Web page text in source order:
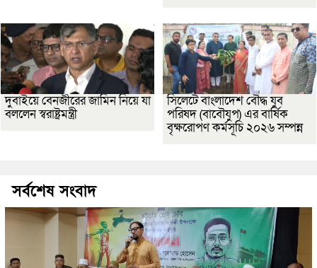
দুবাইয়ে বেনজীরের জামিন নিয়ে যা
বললেন স্বরাষ্ট্রমন্ত্রী
সিলেটে বাংলাদেশ বৌদ্ধ যুব
পরিষদ (বাবৌযুপ) এর বার্ষিক
বৃক্ষরোপণ কর্মসূচি ২০২৬ সম্পন্ন
সর্বশেষ সংবাদ